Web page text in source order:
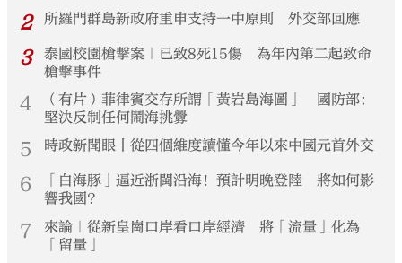
2 所羅門群島新政府重申支持一中原則 外交部回應
3
泰國校園槍擊案｜已致8死15傷 為年內第二起致命
槍擊事件
4
（有片）菲律賓交存所謂「黃岩島海圖」 國防部：
堅決反制任何鬧海挑釁
5 時政新聞眼丨從四個維度讀懂今年以來中國元首外交
6
「白海豚」逼近浙閩沿海！預計明晚登陸 將如何影
響我國？
7
來論｜從新皇崗口岸看口岸經濟 將「流量」化為
「留量」